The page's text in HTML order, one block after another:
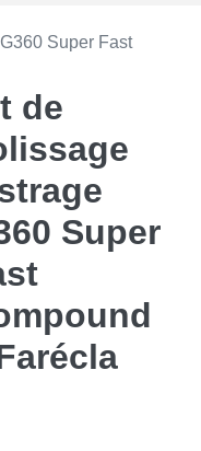
Super Fast
de
Super